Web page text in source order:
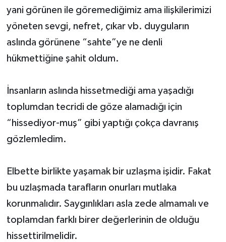
yani görünen ile göremediğimiz ama ilişkilerimizi
yöneten sevgi, nefret, çıkar vb. duyguların
aslında görünene “sahte”ye ne denli
hükmettiğine şahit oldum.
İnsanların aslında hissetmediği ama yaşadığı
toplumdan tecridi de göze alamadığı için
“hissediyor-muş” gibi yaptığı çokça davranış
gözlemledim.
Elbette birlikte yaşamak bir uzlaşma işidir. Fakat
bu uzlaşmada tarafların onurları mutlaka
korunmalıdır. Saygınlıkları asla zede almamalı ve
toplamdan farklı birer değerlerinin de olduğu
hissettirilmelidir.